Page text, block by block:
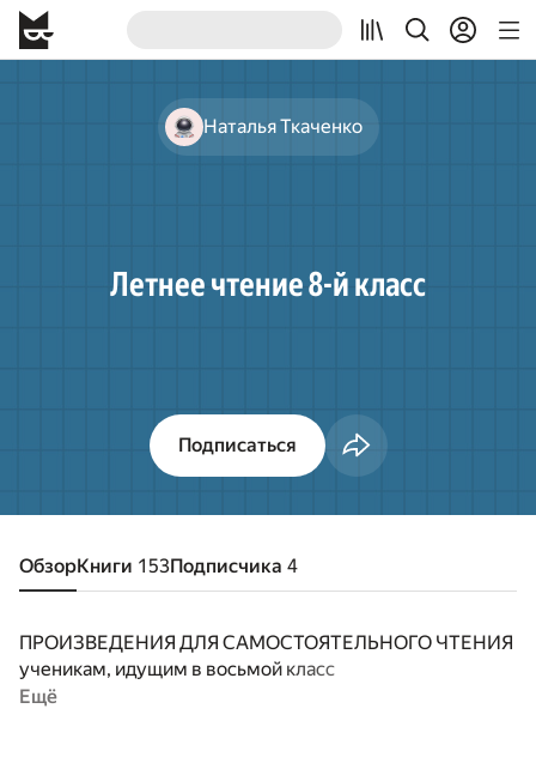
Наталья Ткаченко
Летнее чтение 8-й класс
Подписаться
ОбзорКниги 153Подписчика 4
ПРОИЗВЕДЕНИЯ ДЛЯ САМОСТОЯТЕЛЬНОГО ЧТЕНИЯ
ученикам, идущим в восьмой класс
Ещё